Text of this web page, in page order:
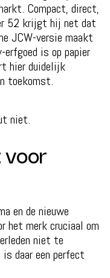
Compact, direct,
52 krijgt hij net dat
JCW-versie maakt
is op papier
hier duidelijk
toekomst.
niet.
voor
en de nieuwe
het merk cruciaal om
niet te
daar een perfect